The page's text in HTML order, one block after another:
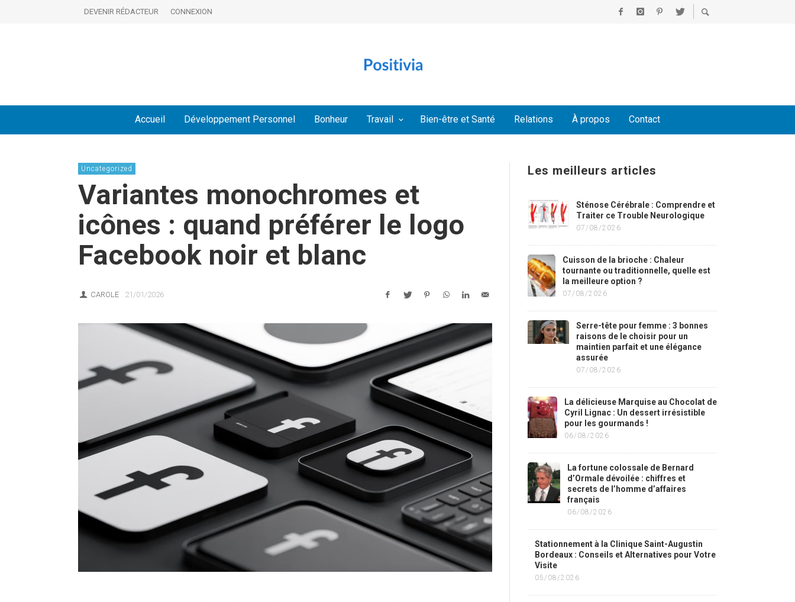
DEVENIR RÉDACTEUR CONNEXION
Accueil Développement Personnel Bonheur Travail Bien-être et Santé Relations À propos Contact
Uncategorized
Variantes monochromes et
icônes : quand préférer le logo
Facebook noir et blanc
CAROLE 21/01/2026
Les meilleurs articles
Sténose Cérébrale : Comprendre et
Traiter ce Trouble Neurologique
07/08/2026
Cuisson de la brioche : Chaleur
tournante ou traditionnelle, quelle est
la meilleure option ?
07/08/2026
Serre-tête pour femme : 3 bonnes
raisons de le choisir pour un
maintien parfait et une élégance
assurée
07/08/2026
La délicieuse Marquise au Chocolat de
Cyril Lignac : Un dessert irrésistible
pour les gourmands !
06/08/2026
La fortune colossale de Bernard
d’Ormale dévoilée : chiffres et
secrets de l’homme d’affaires
français
06/08/2026
Stationnement à la Clinique Saint-Augustin
Bordeaux : Conseils et Alternatives pour Votre
Visite
05/08/2026